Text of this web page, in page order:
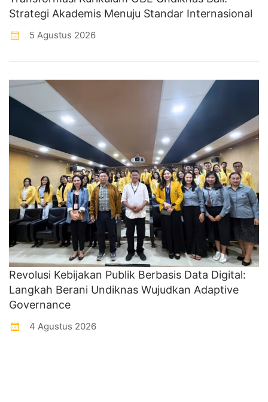
Strategi Akademis Menuju Standar Internasional
5 Agustus 2026
Revolusi Kebijakan Publik Berbasis Data Digital:
Langkah Berani Undiknas Wujudkan Adaptive
Governance
4 Agustus 2026